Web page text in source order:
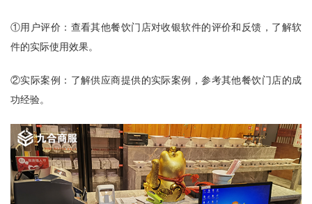
①用户评价：查看其他餐饮门店对收银软件的评价和反馈，了解软
件的实际使用效果。
②实际案例：了解供应商提供的实际案例，参考其他餐饮门店的成
功经验。